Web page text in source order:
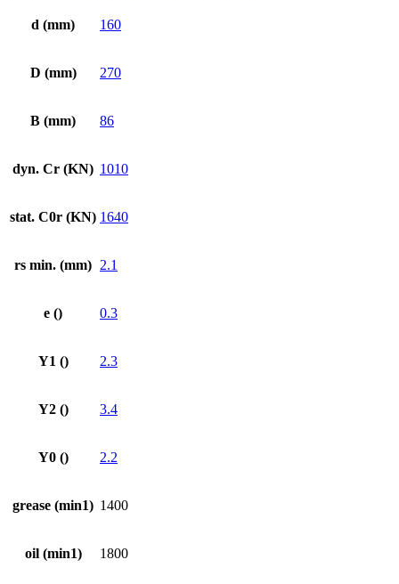
d (mm) 160
D (mm) 270
B (mm) 86
dyn. Cr (KN) 1010
stat. C0r (KN) 1640
rs min. (mm) 2.1
e () 0.3
Y1 () 2.3
Y2 () 3.4
Y0 () 2.2
grease (min1) 1400
oil (min1) 1800